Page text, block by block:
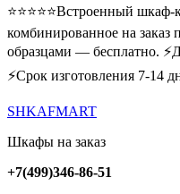
⭐️⭐️⭐️⭐️⭐️Встроенный
комбинированное на заказ
образцами — бесплатно.
⚡️Срок изготовления 7-14
SHKAFMART
Шкафы на заказ
+7(499)346-86-51